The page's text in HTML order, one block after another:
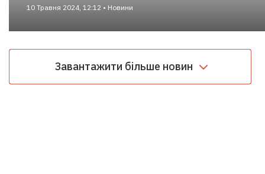
10 Травня 2024, 12:12 • Новини
Завантажити більше новин